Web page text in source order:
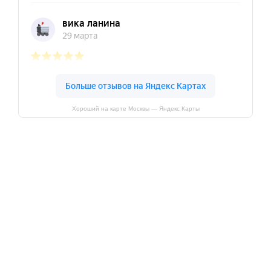
Хороший на карте Москвы — Яндекс Карты